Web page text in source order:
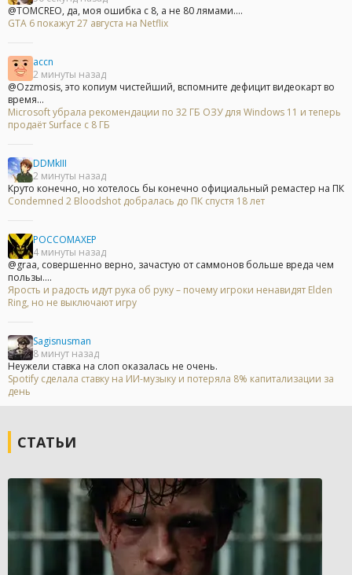
@TOMCREO, да, моя ошибка с 8, а не 80 лямами....
GTA 6 покажут 27 августа на Netflix
accn
2 минуты назад
@Ozzmosis, это копиум чистейший, вспомните дефицит видеокарт во
время...
Microsoft убрала рекомендации по 32 ГБ ОЗУ для Windows 11 и теперь
продаёт Surface с 8 ГБ
DDMkIII
2 минуты назад
Круто конечно, но хотелось бы конечно официальный ремастер на ПК
Condemned 2 Bloodshot добралась до ПК спустя 18 лет
POCCOMAXEP
4 минуты назад
@graa, совершенно верно, зачастую от саммонов больше вреда чем
пользы....
Ярость и радость идут рука об руку – почему игроки ненавидят Elden
Ring, но не выключают игру
Sagisnusman
8 минут назад
Неужели ставка на слоп оказалась не очень.
Spotify сделала ставку на ИИ-музыку и потеряла 8% капитализации за
день
СТАТЬИ